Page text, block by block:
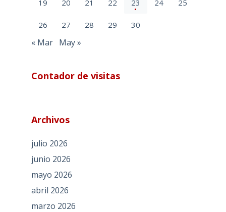
19 20 21 22 23 24 25
26 27 28 29 30
« Mar May »
Contador de visitas
Archivos
julio 2026
junio 2026
mayo 2026
abril 2026
marzo 2026